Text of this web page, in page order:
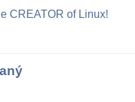
CREATOR of Linux!